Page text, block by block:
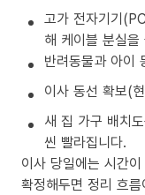
고가 전자기기
해 케이블 분실을
반려동물과 아이
이사 동선 확보(
새 집 가구 배치
씬 빨라집니다.
이사 당일에는 시간
확정해두면 정리 흐